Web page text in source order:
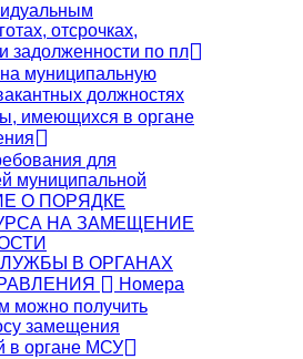
отсрочках,
задолженности по пл
муниципальную
должностях
имеющихся в органе
для
муниципальной
О ПОРЯДКЕ
НА ЗАМЕЩЕНИЕ
В ОРГАНАХ
Номера
можно получить
замещения
в органе МСУ